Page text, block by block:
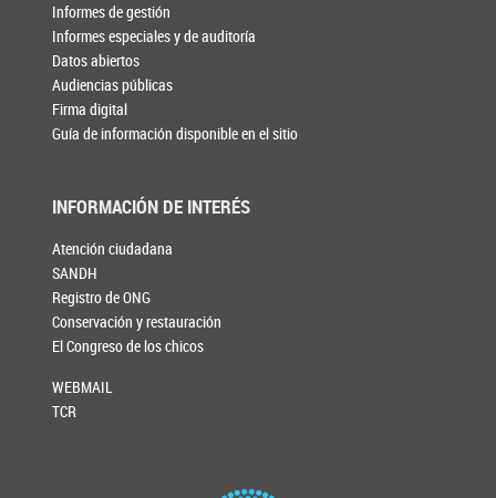
Informes de gestión
Informes especiales y de auditoría
Datos abiertos
Audiencias públicas
Firma digital
Guía de información disponible en el sitio
INFORMACIÓN DE INTERÉS
Atención ciudadana
SANDH
Registro de ONG
Conservación y restauración
El Congreso de los chicos
WEBMAIL
TCR